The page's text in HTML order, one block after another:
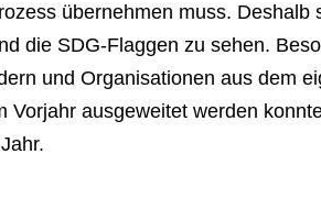
übernehmen muss. Deshalb
die SDG-Flaggen zu sehen.
und Organisationen aus dem
Vorjahr ausgeweitet werden